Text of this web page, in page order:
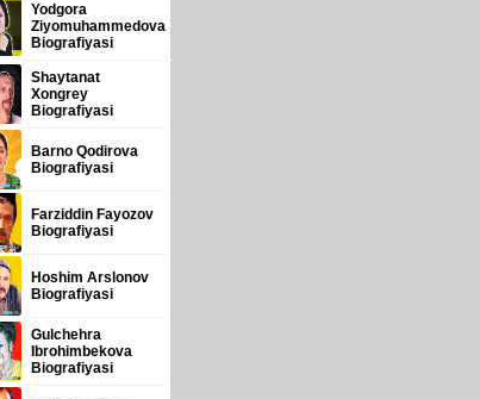
Yodgora
Ziyomuhammedova
Biografiyasi
Shaytanat
Xongrey
Biografiyasi
Barno Qodirova
Biografiyasi
Farziddin Fayozov
Biografiyasi
Hoshim Arslonov
Biografiyasi
Gulchehra
Ibrohimbekova
Biografiyasi